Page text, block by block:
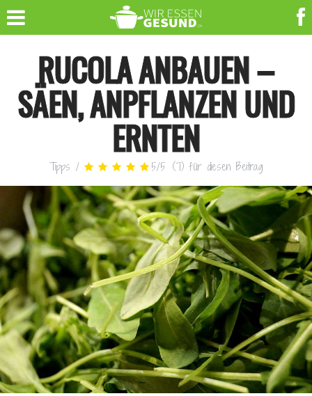
RUCOLA ANBAUEN –
SÄEN, ANPFLANZEN UND
ERNTEN
Tipps / 5/5 (7) für diesen Beitrag